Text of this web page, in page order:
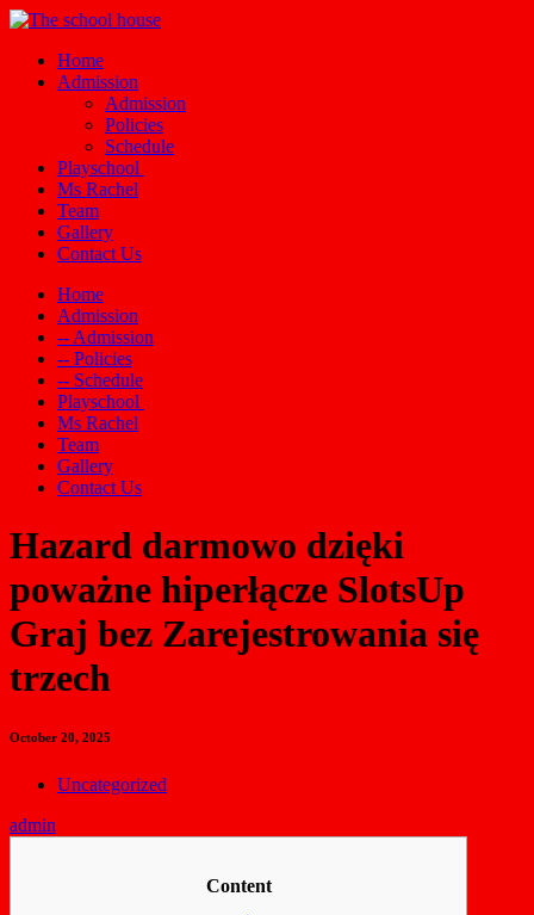
Home
Admission
Admission
Policies
Schedule
Playschool
Ms Rachel
Team
Gallery
Contact Us
Home
Admission
-- Admission
-- Policies
-- Schedule
Playschool
Ms Rachel
Team
Gallery
Contact Us
Hazard darmowo dzięki
poważne hiperłącze SlotsUp
Graj bez Zarejestrowania się
trzech
October 20, 2025
Uncategorized
admin
Content